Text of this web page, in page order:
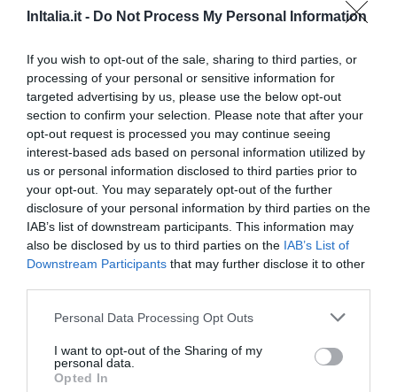
InItalia.it - Do Not Process My Personal Information
If you wish to opt-out of the sale, sharing to third parties, or
processing of your personal or sensitive information for
targeted advertising by us, please use the below opt-out
section to confirm your selection. Please note that after your
opt-out request is processed you may continue seeing
interest-based ads based on personal information utilized by
us or personal information disclosed to third parties prior to
your opt-out. You may separately opt-out of the further
disclosure of your personal information by third parties on the
IAB’s list of downstream participants. This information may
also be disclosed by us to third parties on the IAB’s List of
Downstream Participants that may further disclose it to other
Personal Data Processing Opt Outs
I want to opt-out of the Sharing of my
personal data.
Opted In
Ritornerebbe in questo hotel?
Rosa Maria
Italia
Agosto 2012
n/a
Ritornerebbe in questo hotel?
NON SO
dettagli
Anonimo
Coppia età media superiore ai 35 anni
3.8
Der Geruch des Hotels hat schon nicht eingeladen. Bis auf einen netten
Kellner war die Bedienung in der Hotelbar eher genervt und überhaupt
nicht bemüht.
Und das Zimmer inklusive des kleinen Balkons war bei der Ankunft voller
Spinnen... Ich würde dieses Hotel auf gar keinen Fall weiterempfehlen.
Positiv war, dass es zumindestens nicht komplett dreckig war.
Ritornerebbe in questo hotel?